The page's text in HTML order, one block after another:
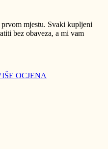
mjestu. Svaki kupljeni
bez obaveza, a mi vam
OCJENA